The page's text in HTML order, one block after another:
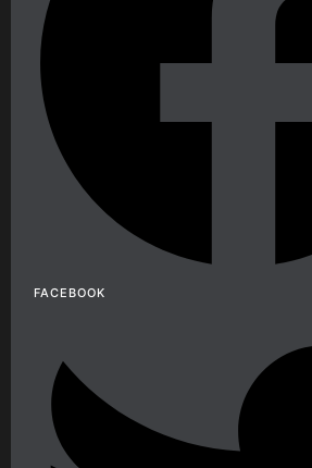
FACEBOOK